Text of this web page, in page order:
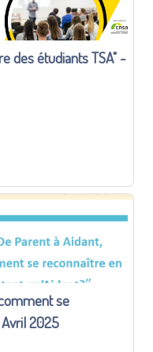
des étudiants TSA" -
se
2025